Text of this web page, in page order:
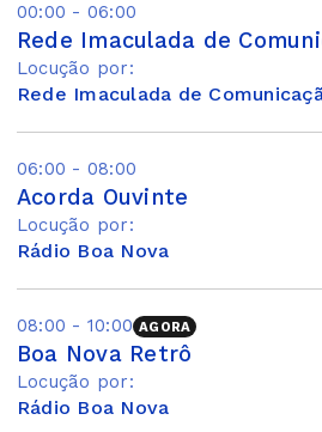
00:00 - 06:00
Locução por:
Rede Imaculada de
06:00 - 08:00
Acorda Ouvinte
Locução por:
Rádio Boa Nova
08:00 - 10:00 AGORA
Boa Nova Retrô
Locução por:
Rádio Boa Nova